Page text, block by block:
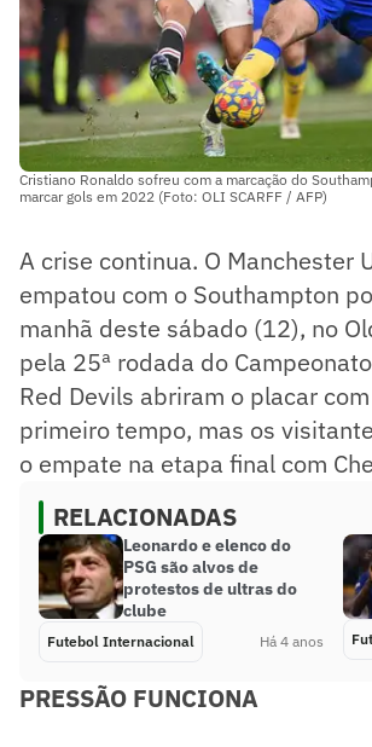
Cristiano Ronaldo sofreu com a marcação do
marcar gols em 2022 (Foto: OLI SCARFF / AFP)
A crise continua. O Manchester
empatou com o Southampton
manhã deste sábado (12), no
pela 25ª rodada do
Red Devils abriram o placar
primeiro tempo, mas os
o empate na etapa final com
RELACIONADAS
Leonardo e elenco do
PSG são alvos de
protestos de ultras do
clube
Futebol Internacional Há 4 anos
PRESSÃO FUNCIONA